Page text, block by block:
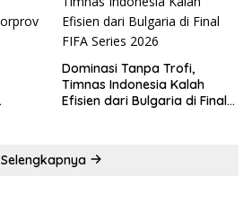
Dominasi Tanpa Trofi,
Timnas Indonesia Kalah
Efisien dari Bulgaria di Final
Selengkapnya